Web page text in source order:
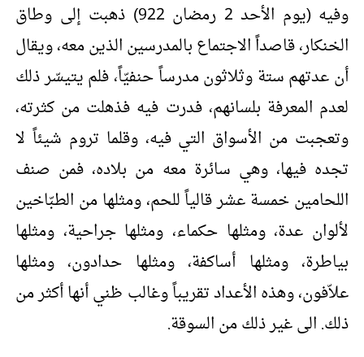
وفيه (يوم الأحد 2 رمضان 922) ذهبت إلى وطاق
الخنكار، قاصداً الاجتماع بالمدرسين الذين معه، ويقال
أن عدتهم ستة وثلاثون مدرساً حنفيّاً، فلم يتيسّر ذلك
لعدم المعرفة بلسانهم، فدرت فيه فذهلت من كثرته،
وتعجبت من الأسواق التي فيه، وقلما تروم شيئاً لا
تجده فيها، وهي سائرة معه من بلاده، فمن صنف
اللحامين خمسة عشر قالياً للحم، ومثلها من الطبّاخين
لألوان عدة، ومثلها حكماء، ومثلها جراحية، ومثلها
بياطرة، ومثلها أساكفة، ومثلها حدادون، ومثلها
علاّفون، وهذه الأعداد تقريباً وغالب ظني أنها أكثر من
ذلك. الى غير ذلك من السوقة.